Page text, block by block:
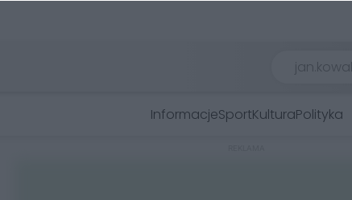
InformacjeSportKulturaPolityka